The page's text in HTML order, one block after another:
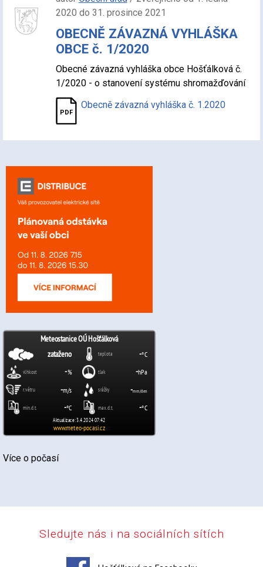
Více o počasí
2020 do 31. prosince 2021
OBECNĚ ZÁVAZNÁ VYHLÁŠKA
OBCE č. 1/2020
Obecné závazná vyhláška obce Hošťálková č.
1/2020 - o stanovení systému shromažďování
Obecně závazná vyhláška č. 1.2020
Sledujte nás i na sociálních sítích